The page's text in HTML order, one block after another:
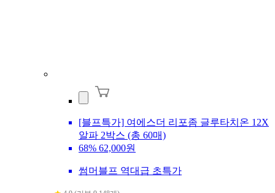
[블프특가] 여에스더 리포좀 글루타치온 12X
알파 2박스 (총 60매)
68% 62,000원
썸머블프 역대급 초특가